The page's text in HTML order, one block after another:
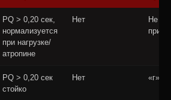
PQ > 0,20 сек,
нормализуется
при нагрузке/
атропине
Нет
Не
PQ > 0,20 сек
стойко
Нет «г»